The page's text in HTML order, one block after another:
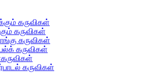
கருவிகள்
கருவிகள்
கருவிகள்
கருவிகள்
கருவிகள்